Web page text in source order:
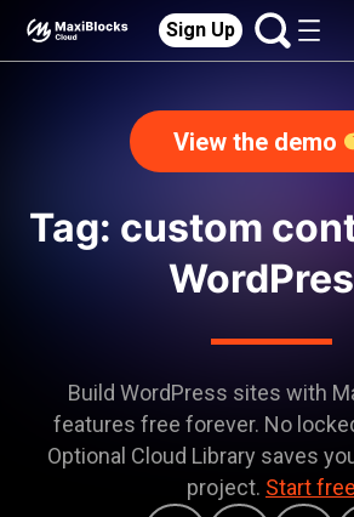
Sign Up
View the demo
Tag: custom
Build WordPress sites with
features free forever. No
Optional Cloud Library saves
project. Start free